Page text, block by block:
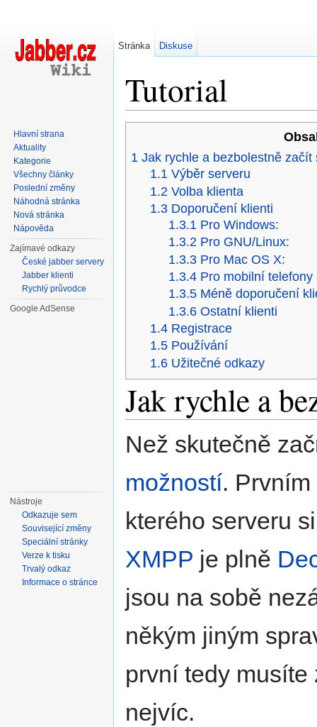
Tutorial
1 Jak rychle a bezbolestně začít
1.1 Výběr serveru
1.2 Volba klienta
1.3 Doporučení klienti
1.3.1 Pro Windows:
1.3.2 Pro GNU/Linux:
1.3.3 Pro Mac OS X:
1.3.4 Pro mobilní
1.3.5 Méně doporučení
1.3.6 Ostatní klienti
1.4 Registrace
1.5 Používání
1.6 Užitečné odkazy
Jak rychle a
Než skutečně
možností.
kterého serveru
XMPP je plně
jsou na sobě
někým jiným
první tedy
nejvíc.
Stránka Diskuse
Hlavní strana
Aktuality
Kategorie
Všechny články
Poslední změny
Náhodná stránka
Nová stránka
Nápověda
Zajímavé odkazy
České jabber servery
Jabber klienti
Rychlý průvodce
Google AdSense
Nástroje
Odkazuje sem
Související změny
Speciální stránky
Verze k tisku
Trvalý odkaz
Informace o stránce